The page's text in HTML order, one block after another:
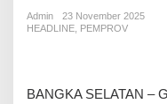
Admin
23 November 2025
HEADLINE PEMPROV
BANGKA SELATAN –